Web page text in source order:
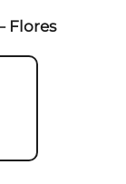
Flores